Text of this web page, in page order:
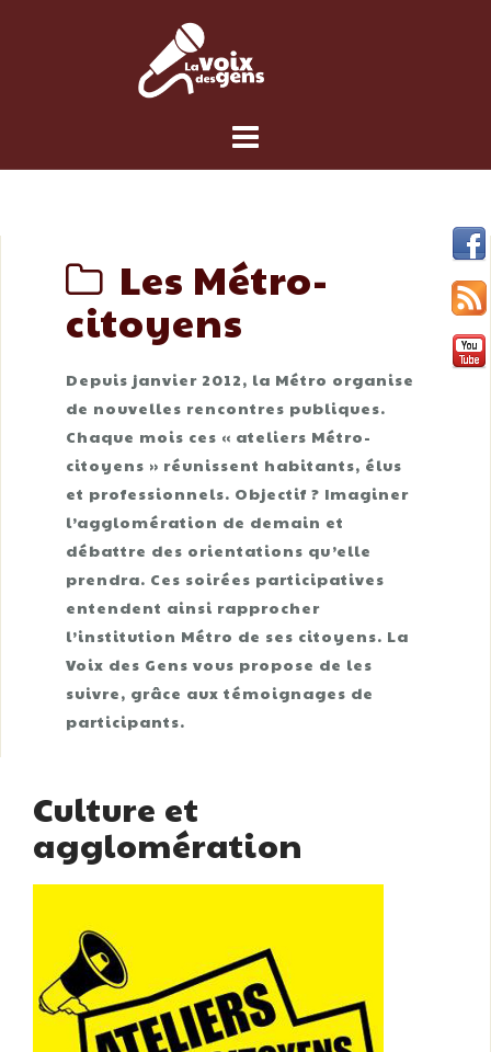
Les Métro-
citoyens
Depuis janvier 2012, la Métro organise
de nouvelles rencontres publiques.
Chaque mois ces « ateliers Métro-
citoyens » réunissent habitants, élus
et professionnels. Objectif ? Imaginer
l’agglomération de demain et
débattre des orientations qu’elle
prendra. Ces soirées participatives
entendent ainsi rapprocher
l’institution Métro de ses citoyens. La
Voix des Gens vous propose de les
suivre, grâce aux témoignages de
participants.
Culture et
agglomération